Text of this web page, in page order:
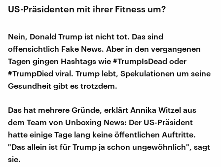
US-Präsidenten mit ihrer Fitness um?
Nein, Donald Trump ist nicht tot. Das sind
offensichtlich Fake News. Aber in den vergangenen
Tagen gingen Hashtags wie #TrumpIsDead oder
#TrumpDied viral. Trump lebt, Spekulationen um seine
Gesundheit gibt es trotzdem.
Das hat mehrere Gründe, erklärt Annika Witzel aus
dem Team von Unboxing News: Der US-Präsident
hatte einige Tage lang keine öffentlichen Auftritte.
"Das allein ist für Trump ja schon ungewöhnlich", sagt
sie.